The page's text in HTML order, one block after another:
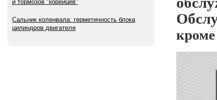
и тормозов "корейцев"
Сальник коленвала: герметичность блока
цилиндров двигателя